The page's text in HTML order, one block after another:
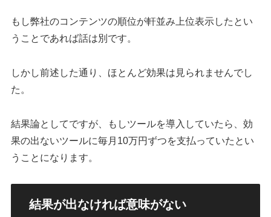
もし弊社のコンテンツの順位が軒並み上位表示したとい
うことであれば話は別です。
しかし前述した通り、ほとんど効果は見られませんでし
た。
結果論としてですが、もしツールを導入していたら、効
果の出ないツールに毎月10万円ずつを支払っていたとい
うことになります。
結果が出なければ意味がない